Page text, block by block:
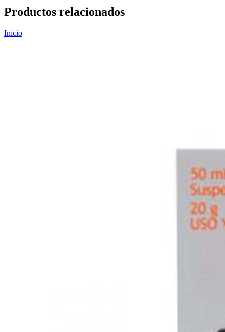
Productos relacionados
Inicio